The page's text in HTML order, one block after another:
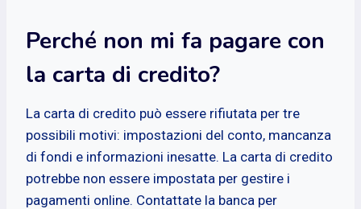
Perché non mi fa pagare con
la carta di credito?
La carta di credito può essere rifiutata per tre
possibili motivi: impostazioni del conto, mancanza
di fondi e informazioni inesatte. La carta di credito
potrebbe non essere impostata per gestire i
pagamenti online. Contattate la banca per